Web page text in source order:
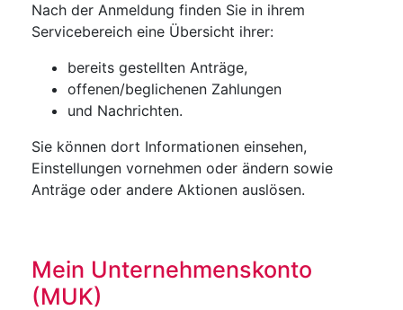
Nach der Anmeldung finden Sie in ihrem
Servicebereich eine Übersicht ihrer:
bereits gestellten Anträge,
offenen/beglichenen Zahlungen
und Nachrichten.
Sie können dort Informationen einsehen,
Einstellungen vornehmen oder ändern sowie
Anträge oder andere Aktionen auslösen.
Mein Unternehmenskonto
(MUK)